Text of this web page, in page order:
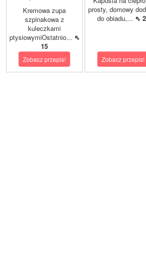
Kremowa zupa
szpinakowa z
kuleczkami
ptysiowymiOstatnio... ⇖
15
Zobacz przepis!
prosty, domowy
do obiadu,... ⇖
Zobacz przepis!